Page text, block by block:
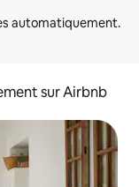
sur Airbnb